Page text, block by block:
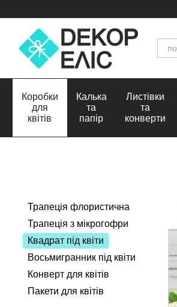
Коробки
для
квітів
Калька
та
папір
Листівки
та
конверти
Трапеція флористична
Трапеція з мікрогофри
Квадрат під квіти
Восьмигранник під квіти
Конверт для квітів
Пакети для квітів